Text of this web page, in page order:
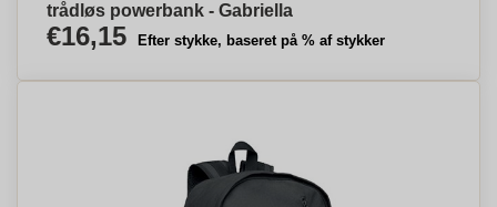
trådløs powerbank - Gabriella
€16,15 Efter stykke, baseret på % af stykker